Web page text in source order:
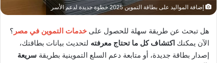
إضافة المواليد على بطاقة التموين 2025 خطوة جديدة لدعم الأسر
هل تبحث عن طريقة سهلة للحصول على خدمات التموين في مصر ؟
الآن يمكنك اكتشاف كل ما تحتاج معرفته لتحديث بيانات بطاقتك،
إصدار بطاقة جديدة، أو متابعة دعم السلع التموينية بطريقة سريعة